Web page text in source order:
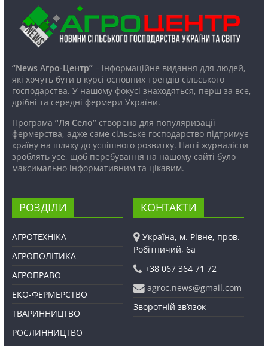
“News Агро-Центр”– інформаційне видання для людей,
які хочуть бути в курсі основних трендів сільського
господарства. У нашому фокусі знаходяться, перш за все,
дрібні та середні фермери України.
Програма “Ля Село”створена для популяризації
фермерства, адже саме сільське господарство підтримує
країну на шляху до успішного розвитку. Наші журналісти
зроблять усе, щоб перебування на нашому сайті було
максимально інформативним та цікавим.
РОЗДІЛИ
АГРОТЕХНІКА
АГРОПОЛІТИКА
АГРОПРАВО
ЕКО-ФЕРМЕРСТВО
ТВАРИННИЦТВО
РОСЛИННИЦТВО
КОНТАКТИ
Україна, м. Рівне, пров.
Робітничий, 6а
+38 067 364 71 72
agroc.news@gmail.com
Зворотній зв’язок